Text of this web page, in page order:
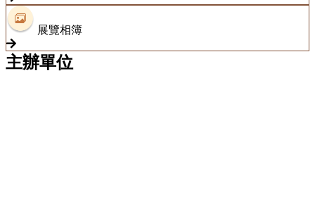
展覽相簿
主辦單位